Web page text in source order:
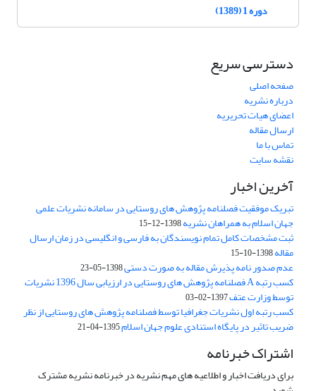
دوره 1 (1389)
دسترسی سریع
صفحه اصلی
درباره نشریه
اعضای هیات تحریریه
ارسال مقاله
تماس با ما
نقشه سایت
آخرین اخبار
تبریک موفقیت فصلنامه پژوهش های روستایی در سامانه نشریات علمی
جهان اسلام به همراهان نشریه1398-12-15
ثبت مشخصات کامل تمام نویسندگان به فارسی و انگلیسی در زمان ارسال
مقاله1398-10-15
عدم صدور نامه پذیرش مقاله به صورت دستی1398-05-23
کسب رتبه A فصلنامه پژوهش های روستایی در ارزیابی سال 1396 نشریات
توسط وزارت عتف1397-02-03
کسب رتبه اول نشریات جغرافیا توسط فصلنامه پژوهش های روستایی از نظر
ضریب تاثیر در پایگاه استنادی علوم جهان اسلام1395-04-21
اشتراک خبرنامه
برای دریافت اخبار و اطلاعیه های مهم نشریه در خبرنامه نشریه مشترک